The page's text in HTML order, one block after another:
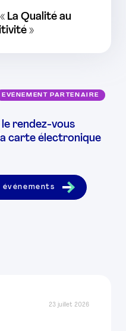
La Qualité au
»
EVÉNEMENT PARTENAIRE
rendez-vous
carte électronique
23 juillet 2026